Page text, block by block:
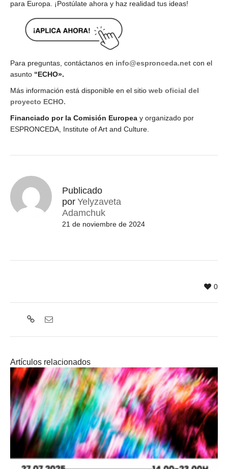
para Europa. ¡Postúlate ahora y haz realidad tus ideas!
Para preguntas, contáctanos en info@espronceda.net con el
asunto “ECHO».
Más información está disponible en el sitio web oficial del
proyecto ECHO.
Financiado por la Comisión Europea y organizado por
ESPRONCEDA, Institute of Art and Culture.
Publicado
por Yelyzaveta
Adamchuk
21 de noviembre de 2024
0
Artículos relacionados